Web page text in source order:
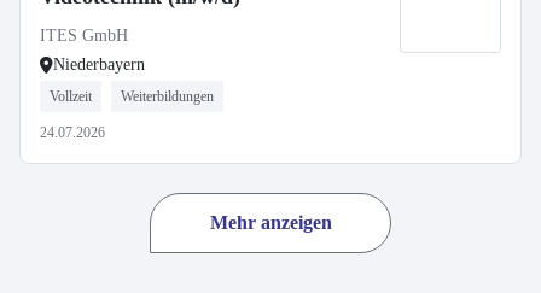
ITES GmbH
Niederbayern
Vollzeit Weiterbildungen
24.07.2026
Mehr anzeigen